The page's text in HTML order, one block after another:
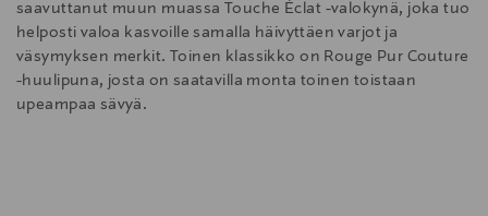
saavuttanut muun muassa Touche Éclat -valokynä, joka tuo
helposti valoa kasvoille samalla häivyttäen varjot ja
väsymyksen merkit. Toinen klassikko on Rouge Pur Couture
-huulipuna, josta on saatavilla monta toinen toistaan
upeampaa sävyä.